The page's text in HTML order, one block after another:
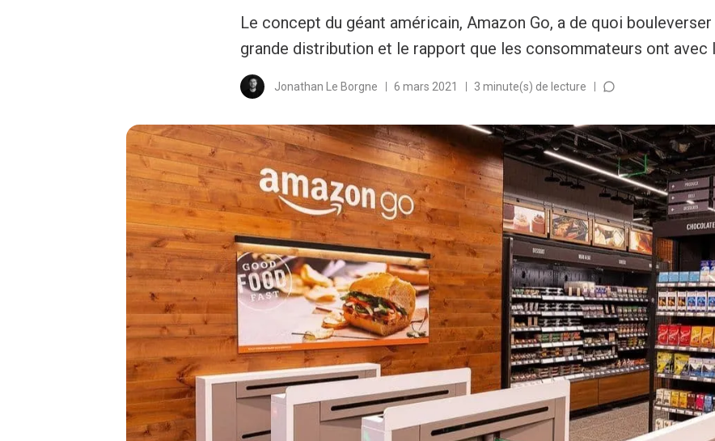
Le concept du géant américain, Amazon Go, a de quoi
grande distribution et le rapport que les consommateurs ont avec
Jonathan Le Borgne 6 mars 2021 3 minute(s) de lecture